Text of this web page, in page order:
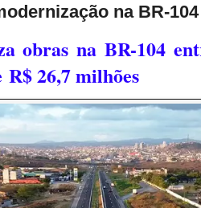
na BR-104
obras na BR-104
R$ 26,7 milhões